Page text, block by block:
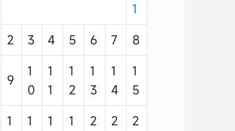
1
2
3 4 5 6 7 8
9
1
0
1
1
1
2
1
3
1
4
1
5
1
1
1
1
2
2
2